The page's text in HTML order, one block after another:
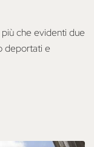
che evidenti due
deportati e